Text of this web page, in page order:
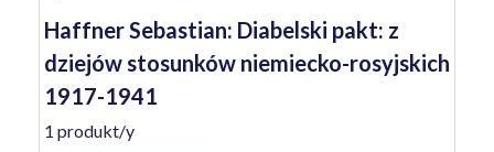
Haffner Sebastian: Diabelski pakt: z
dziejów stosunków niemiecko-rosyjskich
1917-1941
1 produkt/y